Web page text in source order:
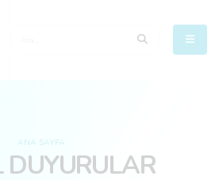
DUYURULAR
ANA SAYFA